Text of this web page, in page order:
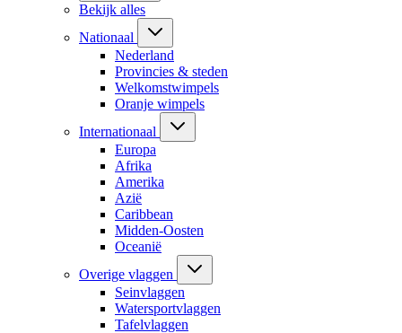
Bekijk alles
Nationaal
Nederland
Provincies & steden
Welkomstwimpels
Oranje wimpels
Internationaal
Europa
Afrika
Amerika
Azië
Caribbean
Midden-Oosten
Oceanië
Overige vlaggen
Seinvlaggen
Watersportvlaggen
Tafelvlaggen